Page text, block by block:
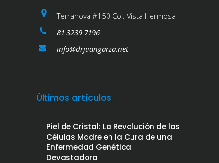
Terranova #150 Col. Vista Hermosa
81 3239 7196
info@drjuangarza.net
Últimos artículos
Piel de Cristal: La Revolución de las
Células Madre en la Cura de una
Enfermedad Genética
Devastadora